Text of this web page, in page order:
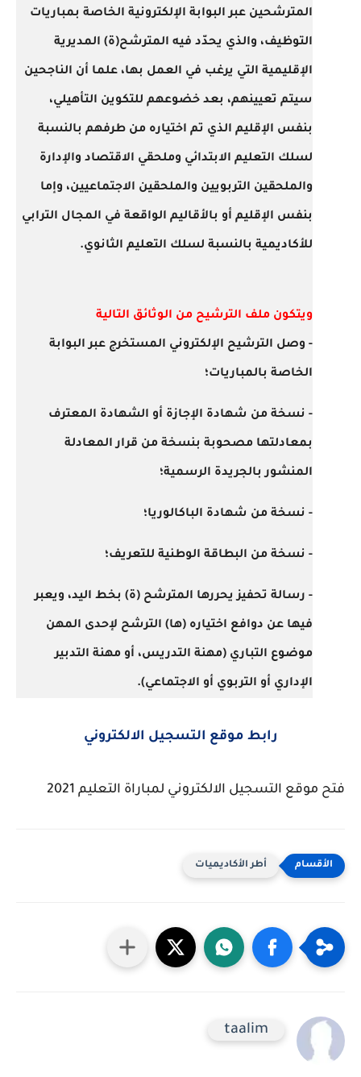
المترشحين عبر البوابة الإلكترونية الخاصة بمباريات
التوظيف، والذي يحدّد فيه المترشح(ة) المديرية
الإقليمية التي يرغب في العمل بها، علما أن الناجحين
سيتم تعيينهم، بعد خضوعهم للتكوين التأهيلي،
بنفس الإقليم الذي تم اختياره من طرفهم بالنسبة
لسلك التعليم الابتدائي وملحقي الاقتصاد والإدارة
والملحقين التربويين والملحقين الاجتماعيين، وإما
بنفس الإقليم أو بالأقاليم الواقعة في المجال الترابي
للأكاديمية بالنسبة لسلك التعليم الثانوي.
ويتكون ملف الترشيح من الوثائق التالية
- وصل الترشيح الإلكتروني المستخرج عبر البوابة
الخاصة بالمباريات؛
- نسخة من شهادة الإجازة أو الشهادة المعترف
بمعادلتها مصحوبة بنسخة من قرار المعادلة
المنشور بالجريدة الرسمية؛
- نسخة من شهادة الباكالوريا؛
- نسخة من البطاقة الوطنية للتعريف؛
- رسالة تحفيز يحررها المترشح (ة) بخط اليد، ويعبر
فيها عن دوافع اختياره (ها) الترشح لإحدى المهن
موضوع التباري (مهنة التدريس، أو مهنة التدبير
الإداري أو التربوي أو الاجتماعي).
رابط موقع التسجيل الالكتروني
فتح موقع التسجيل الالكتروني لمباراة التعليم 2021
أطر الأكاديميات
taalim